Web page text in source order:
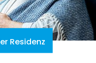
Residenz